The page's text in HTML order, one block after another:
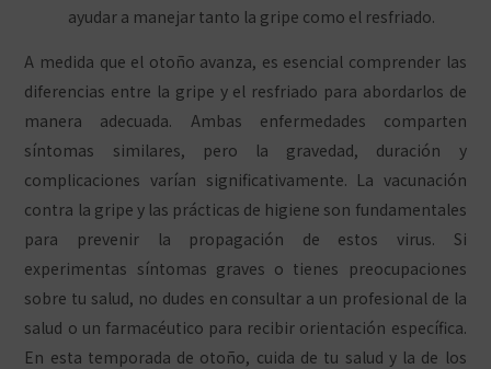
ayudar a manejar tanto la gripe como el resfriado.
A medida que el otoño avanza, es esencial comprender las
diferencias entre la gripe y el resfriado para abordarlos de
manera adecuada. Ambas enfermedades comparten
síntomas similares, pero la gravedad, duración y
complicaciones varían significativamente. La vacunación
contra la gripe y las prácticas de higiene son fundamentales
para prevenir la propagación de estos virus. Si
experimentas síntomas graves o tienes preocupaciones
sobre tu salud, no dudes en consultar a un profesional de la
salud o un farmacéutico para recibir orientación específica.
En esta temporada de otoño, cuida de tu salud y la de los